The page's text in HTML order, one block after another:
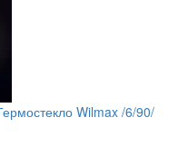
Wilmax /6/90/